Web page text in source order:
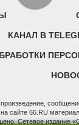
КАНАЛ В
сайте 66.RU
Сетевое издание